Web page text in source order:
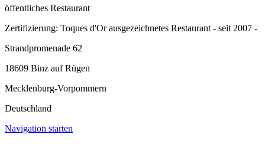
öffentliches Restaurant
Zertifizierung: Toques d'Or ausgezeichnetes Restaurant - seit 2007 -
Strandpromenade 62
18609 Binz auf Rügen
Mecklenburg-Vorpommern
Deutschland
Navigation starten